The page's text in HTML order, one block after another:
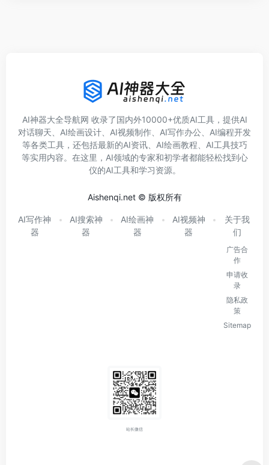
AI神器大全导航网 收录了国内外10000+优质AI工具，提供AI
对话聊天、AI绘画设计、AI视频制作、AI写作办公、AI编程开发
等各类工具，还包括最新的AI资讯、AI绘画教程、AI工具技巧
等实用内容。在这里，AI领域的专家和初学者都能轻松找到心
仪的AI工具和学习资源。
Aishenqi.net © 版权所有
AI写作神
器
AI搜索神
器
AI绘画神
器
AI视频神
器
关于我
们
广告合
作
申请收
录
隐私政
策
Sitemap
站长微信